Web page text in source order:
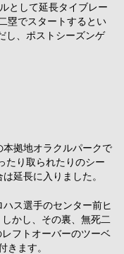
として延長タイブレー
塁でスタートするとい
し、ポストシーズンゲ
拠地オラクルパークで
たり取られたりのシー
延長に入りました。
ス選手のセンター前ヒ
かし、その裏、無死二
フトオーバーのツーベ
きます。